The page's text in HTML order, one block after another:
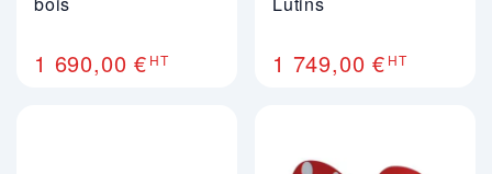
1 690,00 € HT 1 749,00 € HT